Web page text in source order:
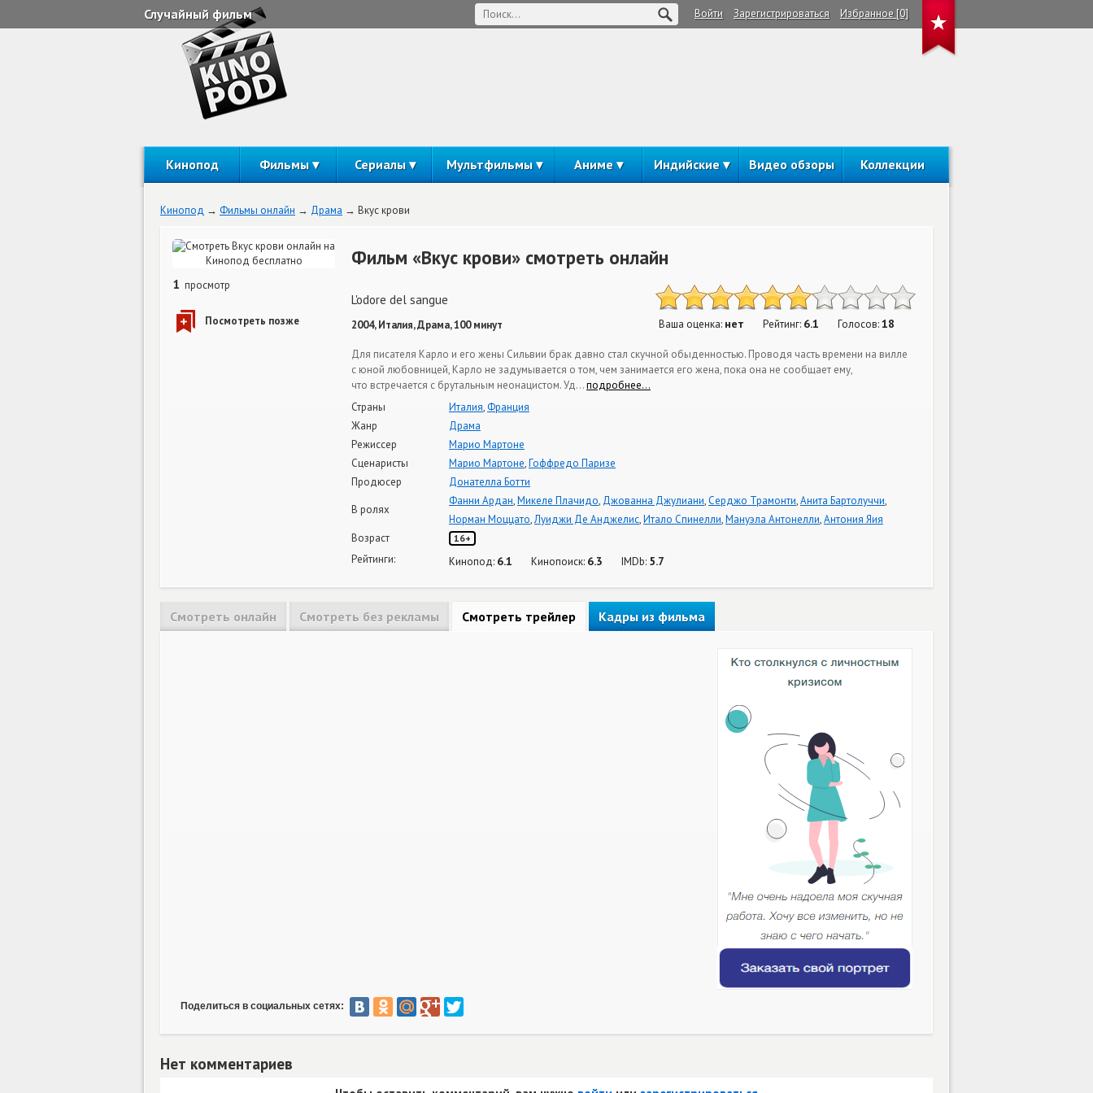
Случайный фильм Войти Зарегистрироваться Избранное [0]
Кинопод Фильмы Сериалы Мультфильмы Аниме Индийские Видео обзоры Коллекции
Кинопод Фильмы онлайн Драма Вкус крови
1 просмотр
Фильм «Вкус крови» смотреть онлайн
L'odore del sangue
2004, Италия, Драма, 100 минут Ваша оценка: нет Рейтинг: 6.1 Голосов:18
Для писателя Карло и его жены Сильвии брак давно стал скучной обыденностью. Проводя часть времени на вилле
с юной любовницей, Карло не задумывается о том, чем занимается его жена, пока она не сообщает ему,
что встречается с брутальным неонацистом. Уд…подробнее…
Страны
Италия,Франция
Жанр
Драма
Режиссер
Марио Мартоне
Сценаристы
Марио Мартоне,Гоффредо Паризе
Продюсер
Донателла Ботти
В ролях
Фанни Ардан,Микеле Плачидо, Джованна Джулиани,Серджо Трамонти,Анита Бартолуччи,
Норман Моццато,Луиджи Де Анджелис,Итало Спинелли,Мануэла Антонелли,Антония Яия
Возраст
16+
Рейтинги: Кинопод: 6.1 Кинопоиск: 6.3 IMDb: 5.7
Смотреть онлайн Смотреть без рекламы Смотреть трейлер Кадры из фильма
Поделиться в социальных сетях:
Нет комментариев